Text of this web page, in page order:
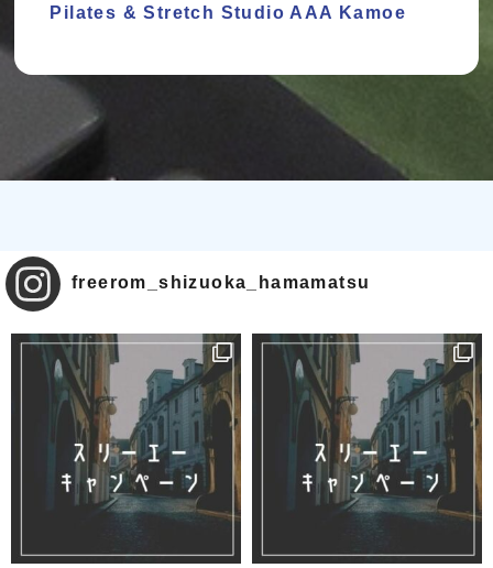
Pilates & Stretch Studio AAA Kamoe
freerom_shizuoka_hamamatsu